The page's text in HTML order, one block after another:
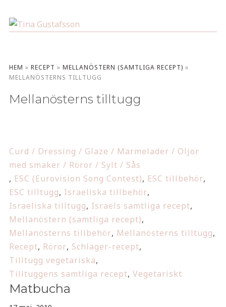
HEM » RECEPT » MELLANÖSTERN (SAMTLIGA RECEPT) »
MELLANÖSTERNS TILLTUGG
Mellanösterns tilltugg
Curd / Dressing / Glaze / Marmelader / Oljor
med smaker / Röror / Sylt / Sås
, ESC (Eurovision Song Contest), ESC tillbehör,
ESC tilltugg, Israeliska tillbehör,
Israeliska tilltugg, Israels samtliga recept,
Mellanöstern (samtliga recept),
Mellanösterns tillbehör, Mellanösterns tilltugg,
Recept, Röror, Schlager-recept,
Tilltugg vegetariska,
Tilltuggens samtliga recept, Vegetariskt
Matbucha